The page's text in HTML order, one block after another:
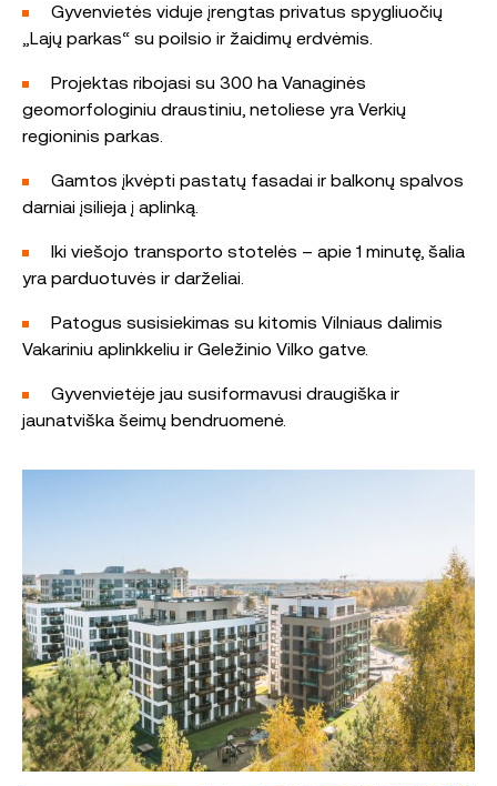
Gyvenvietės viduje įrengtas privatus spygliuočių
„Lajų parkas“ su poilsio ir žaidimų erdvėmis.
Projektas ribojasi su 300 ha Vanaginės
geomorfologiniu draustiniu, netoliese yra Verkių
regioninis parkas.
Gamtos įkvėpti pastatų fasadai ir balkonų spalvos
darniai įsilieja į aplinką.
Iki viešojo transporto stotelės – apie 1 minutę, šalia
yra parduotuvės ir darželiai.
Patogus susisiekimas su kitomis Vilniaus dalimis
Vakariniu aplinkkeliu ir Geležinio Vilko gatve.
Gyvenvietėje jau susiformavusi draugiška ir
jaunatviška šeimų bendruomenė.